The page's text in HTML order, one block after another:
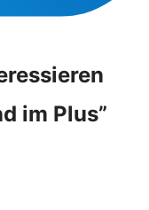
im Plus”